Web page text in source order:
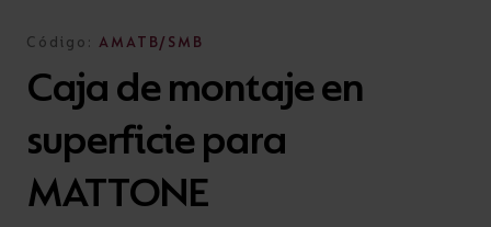
Código: AMATB/SMB
Caja de montaje en
superficie para
MATTONE